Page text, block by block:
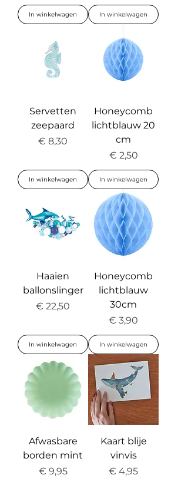
In winkelwagen In winkelwagen
Servetten
zeepaard
Prijs
€ 8,30
In winkelwagen
Honeycomb
lichtblauw 20
cm
Prijs
€ 2,50
In winkelwagen
Haaien
ballonslinger
Prijs
€ 22,50
In winkelwagen
Honeycomb
lichtblauw
30cm
Prijs
€ 3,90
In winkelwagen
Afwasbare
borden mint
Prijs
€ 9,95
Kaart blije
vinvis
Prijs
€ 4,95